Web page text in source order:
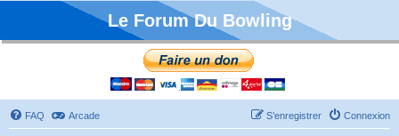
Le Forum Du Bowling
FAQ Arcade Connexion
S’enregistrer